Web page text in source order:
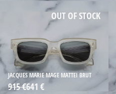
JACQUES MARIE MAGE MATTEI BRUT
915 €641 €
OUT OF STOCK